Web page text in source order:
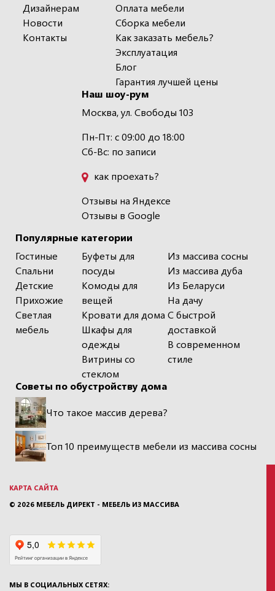
Дизайнерам
Новости
Контакты
Популярные категории
Гостиные
Спальни
Детские
Прихожие
Светлая
мебель
Буфеты для
посуды
Комоды для
вещей
Кровати для дома
Шкафы для
одежды
Витрины со
стеклом
Из массива сосны
Из массива дуба
Из Беларуси
На дачу
С быстрой
доставкой
В современном
стиле
Оплата мебели
Сборка мебели
Как заказать мебель?
Эксплуатация
Блог
Гарантия лучшей цены
Наш шоу-рум
Москва, ул. Свободы 103
Пн-Пт: с 09:00 до 18:00
Сб-Вс: по записи
как проехать?
Отзывы на Яндексе
Отзывы в Google
Советы по обустройству дома
Что такое массив дерева?
Топ 10 преимуществ мебели из массива сосны
КАРТА САЙТА
© 2026 МЕБЕЛЬ ДИРЕКТ - МЕБЕЛЬ ИЗ МАССИВА
МЫ В СОЦИАЛЬНЫХ СЕТЯХ: